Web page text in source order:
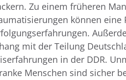
Zu einem früheren
können
mit der Teilung
in der DDR.
Menschen sind sicher